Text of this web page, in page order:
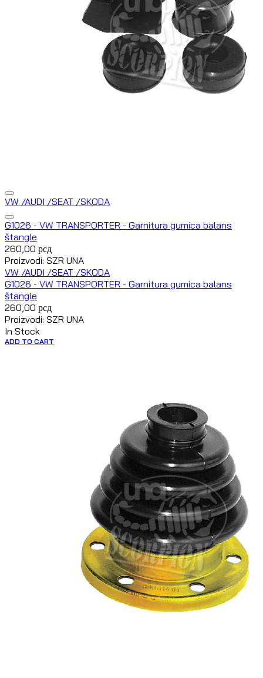
VW /AUDI /SEAT /SKODA
G1026 - VW TRANSPORTER - Garnitura gumica balans
štangle
260,00 рсд
Proizvodi: SZR UNA
VW /AUDI /SEAT /SKODA
G1026 - VW TRANSPORTER - Garnitura gumica balans
štangle
260,00 рсд
Proizvodi: SZR UNA
In Stock
ADD TO CART